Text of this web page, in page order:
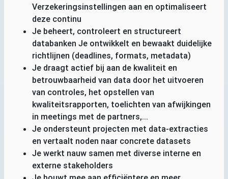
Verzekeringsinstellingen aan en optimaliseert
deze continu
Je beheert, controleert en structureert
databanken Je ontwikkelt en bewaakt duidelijke
richtlijnen (deadlines, formats, metadata)
Je draagt actief bij aan de kwaliteit en
betrouwbaarheid van data door het uitvoeren
van controles, het opstellen van
kwaliteitsrapporten, toelichten van afwijkingen
in meetings met de partners,...
Je ondersteunt projecten met data-extracties
en vertaalt noden naar concrete datasets
Je werkt nauw samen met diverse interne en
externe stakeholders